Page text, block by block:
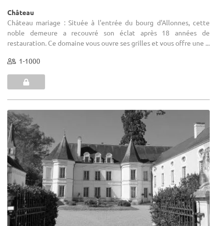
Château
Château mariage : Située à l'entrée du bourg d'Allonnes, cette
noble demeure a recouvré son éclat après 18 années de
restauration. Ce domaine vous ouvre ses grilles et vous offre une ...
1-1000